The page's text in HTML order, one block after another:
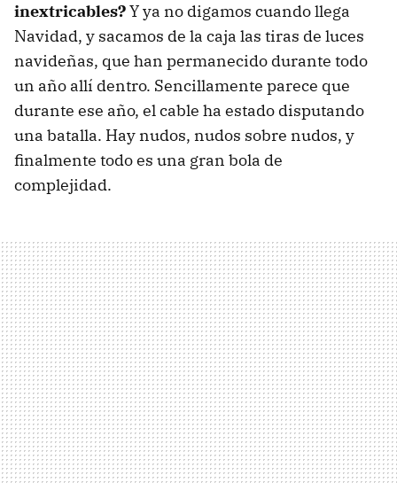
inextricables?Y ya no digamos cuando llega
Navidad, y sacamos de la caja las tiras de luces
navideñas, que han permanecido durante todo
un año allí dentro. Sencillamente parece que
durante ese año, el cable ha estado disputando
una batalla. Hay nudos, nudos sobre nudos, y
finalmente todo es una gran bola de
complejidad.